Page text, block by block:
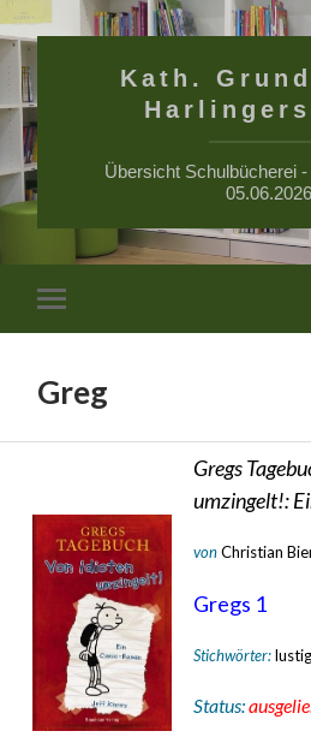
Kath.
Übersicht Schulbücherei
05.06.2026
Mobile-
Menü
Greg
Gregs
umzingelt!:
vonChristian
Gregs 1
Stichwörter:
Status: